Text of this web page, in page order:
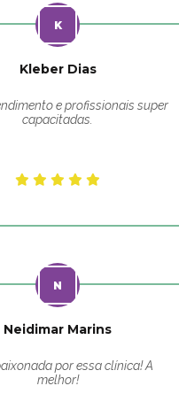
Kleber Dias
e profissionais super
capacitadas.
Neidimar Marins
por essa clínica! A
melhor!